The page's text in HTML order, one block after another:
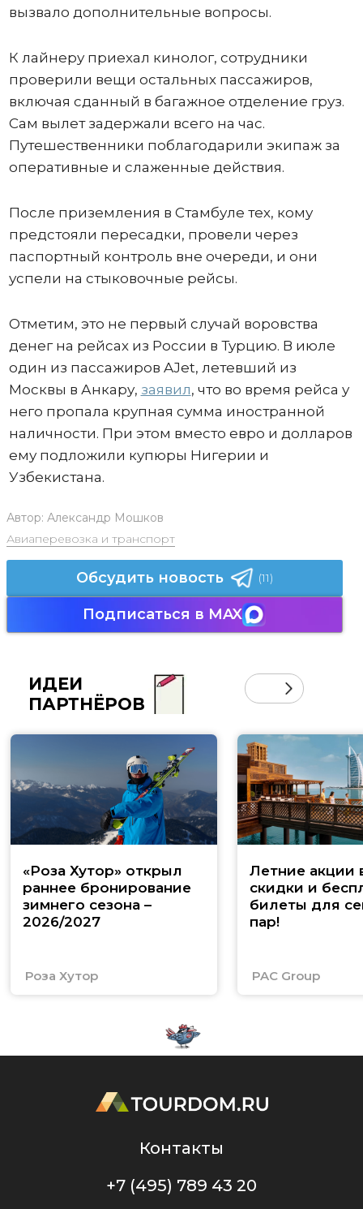
вызвало дополнительные вопросы.
К лайнеру приехал кинолог, сотрудники
проверили вещи остальных пассажиров,
включая сданный в багажное отделение груз.
Сам вылет задержали всего на час.
Путешественники поблагодарили экипаж за
оперативные и слаженные действия.
После приземления в Стамбуле тех, кому
предстояли пересадки, провели через
паспортный контроль вне очереди, и они
успели на стыковочные рейсы.
Отметим, это не первый случай воровства
денег на рейсах из России в Турцию. В июле
один из пассажиров AJet, летевший из
Москвы в Анкару, заявил, что во время рейса у
него пропала крупная сумма иностранной
наличности. При этом вместо евро и долларов
ему подложили купюры Нигерии и
Узбекистана.
Автор: Александр Мошков
Авиаперевозка и транспорт
Обсудить новость (11)
Подписаться в MAX
ИДЕИ
ПАРТНЁРОВ
«Роза Хутор» открыл
раннее бронирование
зимнего сезона –
2026/2027
Роза Хутор
Летние акции
скидки и
билеты для
пар!
PAC Group
Контакты
+7 (495) 789 43 20